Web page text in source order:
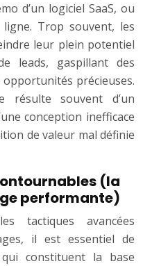
d’un logiciel SaaS, ou
ligne. Trop souvent, les
leur plein potentiel
leads, gaspillant des
précieuses.
résulte souvent d’un
conception inefficace
de valeur mal définie
(la
performante)
tactiques avancées
il est essentiel de
constituent la base